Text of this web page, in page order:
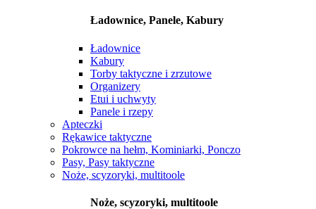
Ładownice, Panele, Kabury
Ładownice
Kabury
Torby taktyczne i zrzutowe
Organizery
Etui i uchwyty
Panele i rzepy
Apteczki
Rękawice taktyczne
Pokrowce na hełm, Kominiarki, Ponczo
Pasy, Pasy taktyczne
Noże, scyzoryki, multitoole
Noże, scyzoryki, multitoole